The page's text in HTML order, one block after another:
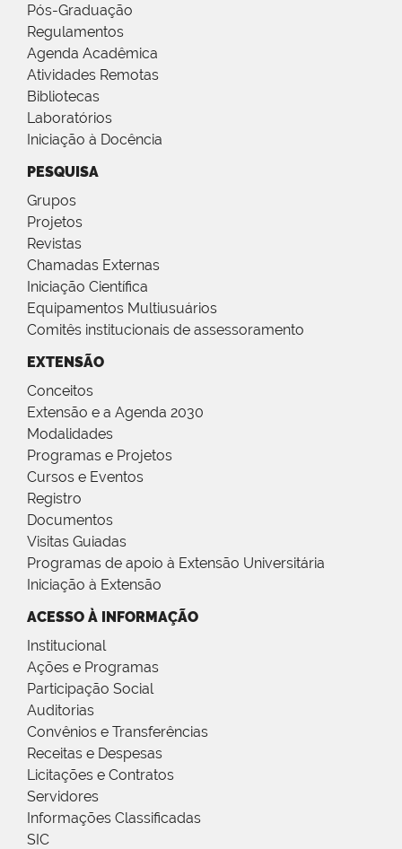
Pós-Graduação
Regulamentos
Agenda Acadêmica
Atividades Remotas
Bibliotecas
Laboratórios
Iniciação à Docência
PESQUISA
Grupos
Projetos
Revistas
Chamadas Externas
Iniciação Científica
Equipamentos Multiusuários
Comitês institucionais de assessoramento
EXTENSÃO
Conceitos
Extensão e a Agenda 2030
Modalidades
Programas e Projetos
Cursos e Eventos
Registro
Documentos
Visitas Guiadas
Programas de apoio à Extensão Universitária
Iniciação à Extensão
ACESSO À INFORMAÇÃO
Institucional
Ações e Programas
Participação Social
Auditorias
Convênios e Transferências
Receitas e Despesas
Licitações e Contratos
Servidores
Informações Classificadas
SIC